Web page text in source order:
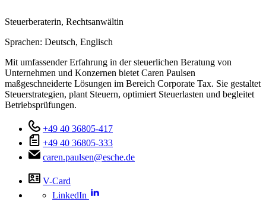
Steuerberaterin, Rechtsanwältin
Sprachen: Deutsch, Englisch
Mit umfassender Erfahrung in der steuerlichen Beratung von
Unternehmen und Konzernen bietet Caren Paulsen
maßgeschneiderte Lösungen im Bereich Corporate Tax. Sie gestaltet
Steuerstrategien, plant Steuern, optimiert Steuerlasten und begleitet
Betriebsprüfungen.
+49 40 36805-417
+49 40 36805-333
caren.paulsen@esche.de
V-Card
LinkedIn